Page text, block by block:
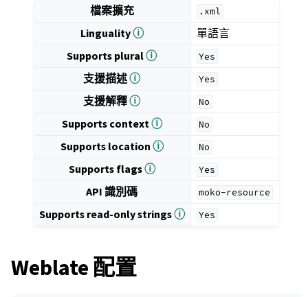
檔案擴充 .xml
Lingualityⓘ
單語言
Supports pluralⓘ Yes
支援描述ⓘ Yes
支援解釋ⓘ No
Supports contextⓘ No
Supports locationⓘ No
Supports flagsⓘ Yes
API 識別碼 moko-resource
Supports read-only stringsⓘ Yes
Weblate 配置